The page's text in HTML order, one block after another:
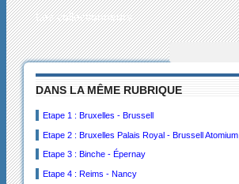
Les collectionneurs
DANS LA MÊME RUBRIQUE
Etape 1 : Bruxelles - Brussell
Etape 2 : Bruxelles Palais Royal - Brussell Atomium
Etape 3 : Binche - Épernay
Etape 4 : Reims - Nancy